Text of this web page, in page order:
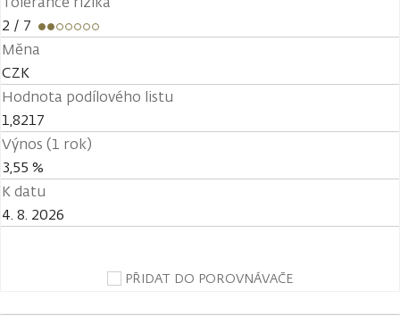
2 / 7
Měna
CZK
Hodnota podílového listu
1,8217
Výnos (1 rok)
3,55 %
K datu
4. 8. 2026
PŘIDAT DO POROVNÁVAČE